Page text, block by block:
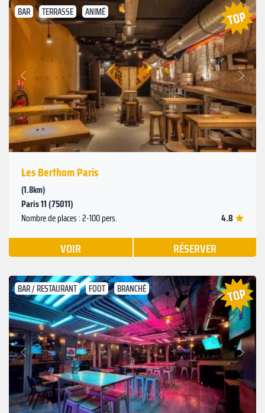
BAR TERRASSE ANIMÉ
Précédent
Suivant
Les Berthom Paris
(1.8km)
Paris 11 (75011)
Nombre de places : 2-100 pers. 4.8
VOIR RÉSERVER
BAR / RESTAURANT FOOT BRANCHÉ
Précédent
Suivant